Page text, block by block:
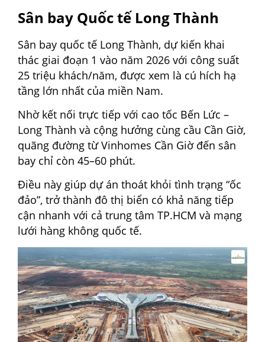
Sân bay Quốc tế Long Thành
Sân bay quốc tế Long Thành, dự kiến khai
thác giai đoạn 1 vào năm 2026 với công suất
25 triệu khách/năm, được xem là cú hích hạ
tầng lớn nhất của miền Nam.
Nhờ kết nối trực tiếp với cao tốc Bến Lức –
Long Thành và cộng hưởng cùng cầu Cần Giờ,
quãng đường từ Vinhomes Cần Giờ đến sân
bay chỉ còn 45–60 phút.
Điều này giúp dự án thoát khỏi tình trạng “ốc
đảo”, trở thành đô thị biển có khả năng tiếp
cận nhanh với cả trung tâm TP.HCM và mạng
lưới hàng không quốc tế.